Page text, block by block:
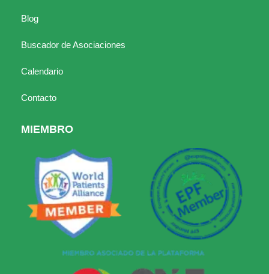
Blog
Buscador de Asociaciones
Calendario
Contacto
MIEMBRO